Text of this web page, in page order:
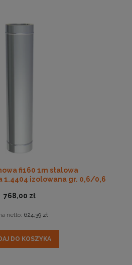
fi160 1m stalowa
1.4404 izolowana gr. 0,6/0,6
768,00 zł
netto: 624,39 zł
DO KOSZYKA